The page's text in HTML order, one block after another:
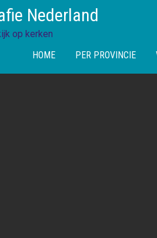
Nederland
op kerken
HOME
PER PROVINCIE